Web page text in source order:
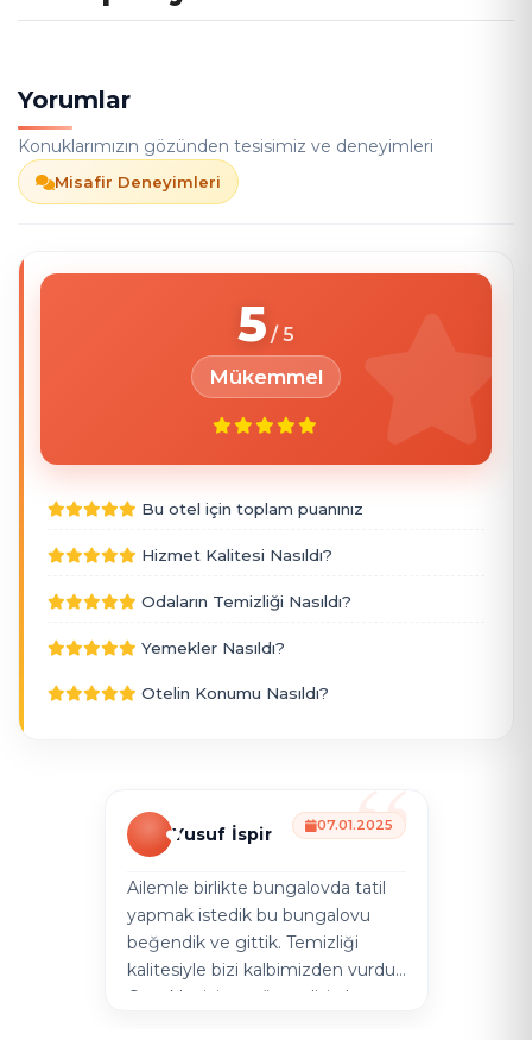
Yorumlar
Konuklarımızın gözünden tesisimiz ve deneyimleri
Misafir Deneyimleri
5
Mükemmel
Bu otel için toplam puanınız
Hizmet Kalitesi Nasıldı?
Odaların Temizliği Nasıldı?
Yemekler Nasıldı?
Otelin Konumu Nasıldı?
Yusuf İspir
Ailemle birlikte bungalovda tatil
yapmak istedik bu bungalovu
beğendik ve gittik. Temizliği
kalitesiyle bizi kalbimizden vurdu .
Çocuklar için en önemlisi olan
07.01.2025